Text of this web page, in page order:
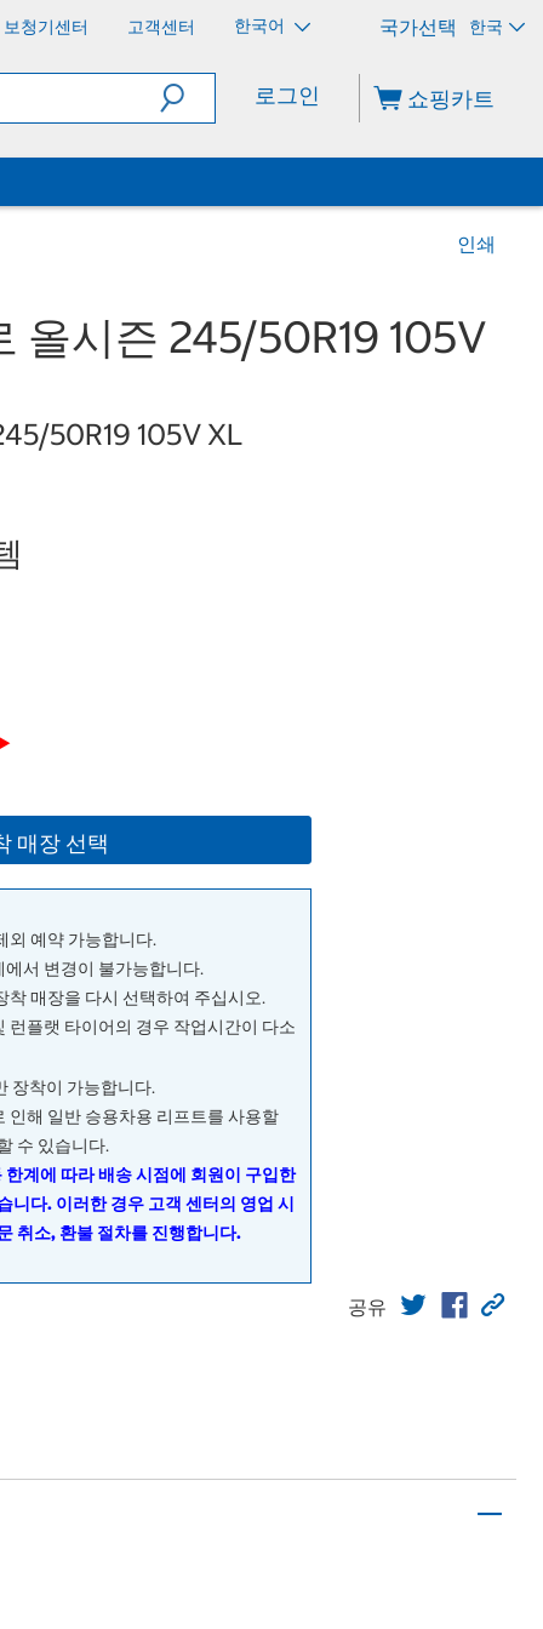
보청기센터 고객센터 한국어 한국
로그인 쇼핑카트
인쇄
올시즌 245/50R19 105V
50R19 105V XL
매장 선택
외 예약 가능합니다.
서 변경이 불가능합니다.
착 매장을 다시 선택하여 주십시오.
런플랫 타이어의 경우 작업시간이 다소
장착이 가능합니다.
인해 일반 승용차용 리프트를 사용할
수 있습니다.
계에 따라 배송 시점에 회원이 구입한
니다. 이러한 경우 고객 센터의 영업 시
취소, 환불 절차를 진행합니다.
공유